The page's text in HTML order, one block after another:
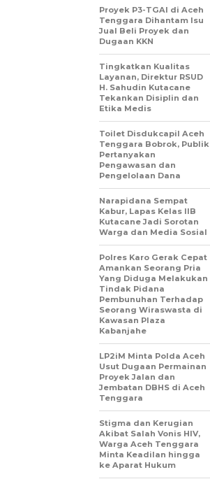
Proyek P3-TGAI di Aceh
Tenggara Dihantam Isu
Jual Beli Proyek dan
Dugaan KKN
Tingkatkan Kualitas
Layanan, Direktur RSUD
H. Sahudin Kutacane
Tekankan Disiplin dan
Etika Medis
Toilet Disdukcapil Aceh
Tenggara Bobrok, Publik
Pertanyakan
Pengawasan dan
Pengelolaan Dana
Narapidana Sempat
Kabur, Lapas Kelas IIB
Kutacane Jadi Sorotan
Warga dan Media Sosial
Polres Karo Gerak Cepat
Amankan Seorang Pria
Yang Diduga Melakukan
Tindak Pidana
Pembunuhan Terhadap
Seorang Wiraswasta di
Kawasan Plaza
Kabanjahe
LP2iM Minta Polda Aceh
Usut Dugaan Permainan
Proyek Jalan dan
Jembatan DBHS di Aceh
Tenggara
Stigma dan Kerugian
Akibat Salah Vonis HIV,
Warga Aceh Tenggara
Minta Keadilan hingga
ke Aparat Hukum